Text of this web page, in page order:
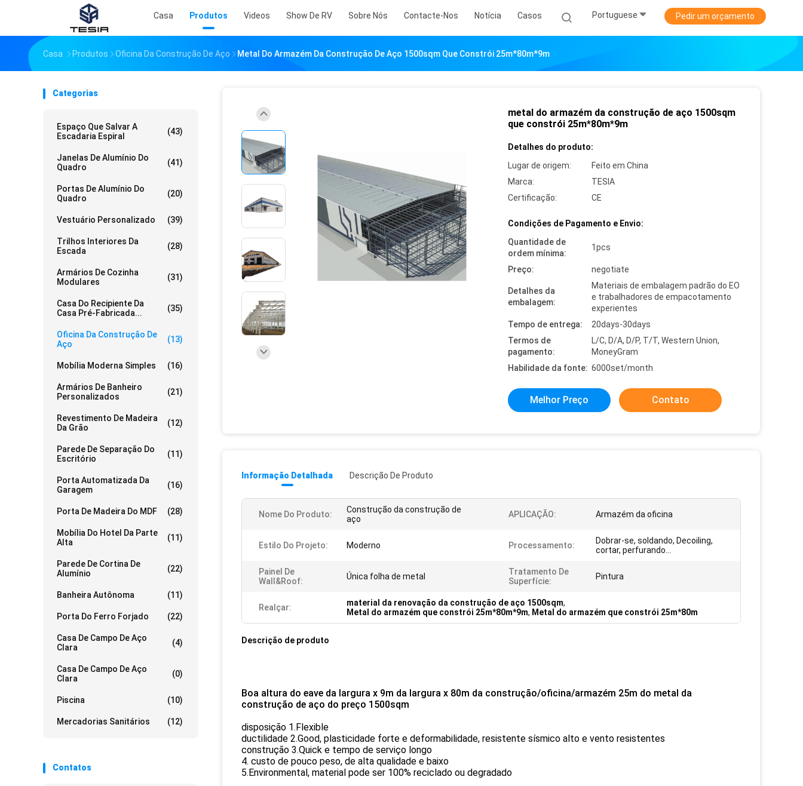
Casa Produtos Videos Show De RV Sobre Nós Contacte-Nos Notícia Casos Portuguese Pedir um orçamento
Casa Produtos Oficina Da Construção De Aço Metal Do Armazém Da Construção De Aço 1500sqm Que Constrói 25m*80m*9m
Categorias
Espaço Que Salvar A
Escadaria Espiral
(43)
Janelas De Alumínio Do
Quadro
(41)
Portas De Alumínio Do
Quadro
(20)
Vestuário Personalizado (39)
Trilhos Interiores Da
Escada
(28)
Armários De Cozinha
Modulares
(31)
Casa Do Recipiente Da
Casa Pré-Fabricada...
(35)
Oficina Da Construção De
Aço
(13)
Mobília Moderna Simples (16)
Armários De Banheiro
Personalizados
(21)
Revestimento De Madeira
Da Grão
(12)
Parede De Separação Do
Escritório
(11)
Porta Automatizada Da
Garagem
(16)
Porta De Madeira Do MDF (28)
Mobília Do Hotel Da Parte
Alta
(11)
Parede De Cortina De
Alumínio
(22)
Banheira Autônoma (11)
Porta Do Ferro Forjado (22)
Casa De Campo De Aço
Clara
(4)
Casa De Campo De Aço
Clara
(0)
Piscina (10)
Mercadorias Sanitários (12)
Contatos
metal do armazém da construção de aço 1500sqm
que constrói 25m*80m*9m
Detalhes do produto:
Lugar de origem:
Feito em China
Marca:
TESIA
Certificação:
CE
Condições de Pagamento e Envio:
Quantidade de
ordem mínima:
1pcs
Preço: negotiate
Detalhes da
embalagem:
Materiais de embalagem padrão do EO
e trabalhadores de empacotamento
experientes
Tempo de entrega:
20days-30days
Termos de
pagamento:
L/C, D/A, D/P, T/T, Western Union,
MoneyGram
Habilidade da fonte: 6000set/month
Melhor Preço Contato
Informação Detalhada Descrição De Produto
Nome Do Produto:
Construção da construção de
aço
APLICAÇÃO: Armazém da oficina
Estilo Do Projeto: Moderno Processamento:
Dobrar-se, soldando, Decoiling,
cortar, perfurando…
Painel De
Wall&Roof:
Única folha de metal
Tratamento De
Superfície:
Pintura
Realçar: material da renovação da construção de aço 1500sqm,
Metal do armazém que constrói 25m*80m*9m, Metal do armazém que constrói 25m*80m
Descrição de produto
Boa altura do eave da largura x 9m da largura x 80m da construção/oficina/armazém 25m do metal da
construção de aço do preço 1500sqm
disposição 1.Flexible
ductilidade 2.Good, plasticidade forte e deformabilidade, resistente sísmico alto e vento resistentes
construção 3.Quick e tempo de serviço longo
4. custo de pouco peso, de alta qualidade e baixo
5.Environmental, material pode ser 100% reciclado ou degradado